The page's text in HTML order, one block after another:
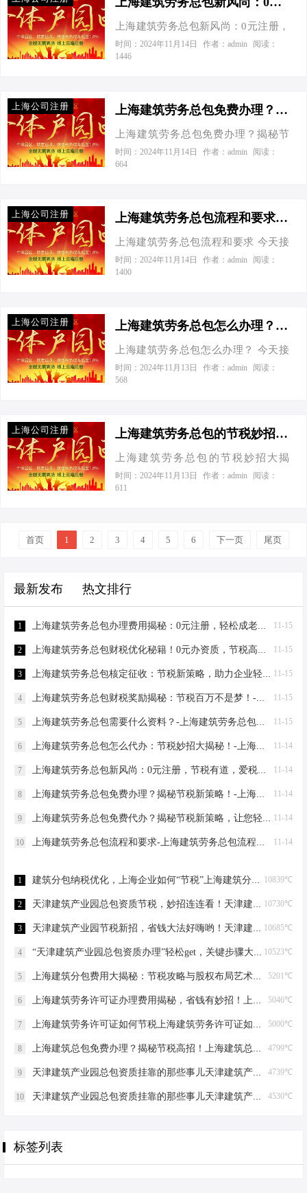
资本（虽然现在实行认缴制，但合理
设定更显实力哦）、经营范围（明确
写明建筑劳务分包等）、股东信息
（身份证复印件、出资比例等）、租
——法人代表…
乐了，这不正是我的拿手好戏吗？于
是，咱们的故事就从这开始了。 第一
儿。咱们讲的是策略，是合规的前提
下，怎么合理利用政策，让钱包更
鼓。就拿建筑行业来说，税负不轻
啊，但别怕，办法总比困难多。 第二
常见的组织形式：…
上海建筑劳务总包新风尚：0元注册，
节税有道，爱税宝助力企业轻装上
阵！ GDP增长的列车头也不回地向前
个让众多老板心生忐忑的问题悄然浮
亲自披挂上阵吗？今天，就让我们以
一位老板的来电为引子，深入探讨这
接了个大工程，高兴之余也有烦恼
啊。听说现在上海这边建筑劳务总包
查得严，我们这种小公司，是不是得
天天盯着工地啊？还有，这税务问
我笑着安抚他：“…
时间：2024年11月14日 作者：admin
阅读：
1446
上海公司注册 上海建筑劳务总包免费办理？揭秘节税新策略！-上海建筑劳务总包免费办理吗？
上海建筑劳务总包免费办理？揭秘节
税新策略！ 今天接到一个老板电话，
张总显得既兴奋又困惑：“听说在上
谱不？”作为常年在财税领域摸爬滚打
定是被哪路“神通广大”的消息给撩拨得
心痒痒了。咱们今天就来聊聊这个话
理”的噱头吧。其实，在上海乃至全
国，注册公司本身都是需要一定成本
的，比如刻章、开户这些基础费用。
但聪明的老板们总能在政策和市场中
提…
时间：2024年11月14日 作者：admin
阅读：
664
上海公司注册 上海建筑劳务总包流程和要求-上海建筑劳务总包流程和要求
上海建筑劳务总包流程和要求 今天接
到一个老板电话，张口就问我：“老
王，听说现在上海搞建筑劳务总包挺
啊，建筑劳务总包确实现在是香饽
就来扒一扒。 工商注册，听起来简
单，实则不然。你得先有个响亮的公
材料还缺点儿啥，又得灰溜溜跑回来
补。好不容易资料齐了，审核通过，
营业执照算是到手了，但这只是万里
长征第一步啊！ 接下来是税务登记，
能合法合规地开发票，收…
时间：2024年11月14日 作者：admin
阅读：
1400
上海公司注册 上海建筑劳务总包怎么办理？-上海建筑劳务总包怎么办理
上海建筑劳务总包怎么办理？ 今天接
到一个老板电话，张总的声音有些急
切：“老李啊，我这有个大项目，想在
我一听乐了，这咨询找对人了。咱们
建筑劳务总包公司，顺便揭秘几个节
税小妙招，让您的钱包鼓鼓哒！ 一、
先得有个“身份证”——营业执照。您需
（别忘了加个备选，以防重名）、注
册资本（现在实行认缴制，不用真金
写上建筑劳务分包）、法人及股东信
息、注册地址…
时间：2024年11月13日 作者：admin
阅读：
568
上海公司注册 上海建筑劳务总包的节税妙招大揭秘！-上海建筑劳务总包怎么筹划
上海建筑劳务总包的节税妙招大揭
秘！ 今天接到一个老板电话，张口就
问我：“老张啊，我这建筑劳务总包公
策略呢？”我一听，这不正是很多中小
钱包鼓起来！ 工商注册、节税优化、
记账报税及股权架构，这些可都是我
的拿手好戏。说到节税，很多人第一
国家法律法规的前提下，通过合理的
税务筹划，选择合适的企业组织形式
的。就拿建筑劳务总包来说，不同的
业务模式和组织形式，税负可是天壤
时间：2024年11月13日 作者：admin
阅读：
611
首页 1 2 3 4 5 6 下一页 尾页
最新发布 热文排行
11-15
1 上海建筑劳务总包办理费用揭秘：0元注册，轻松成老板！-上海建筑劳务总包办理费用
11-15
2 上海建筑劳务总包财税优化秘籍！0元办资质，节税高达80%-上海建筑劳务总包财税优化
11-15
3 上海建筑劳务总包核定征收：节税新策略，助力企业轻装上阵！-上海建筑劳务总包核定征收
11-15
4 上海建筑劳务总包财税奖励揭秘：节税百万不是梦！-上海建筑劳务总包财税奖励
11-15
5 上海建筑劳务总包需要什么资料？-上海建筑劳务总包需要什么资料
11-14
6 上海建筑劳务总包怎么代办：节税妙招大揭秘！-上海建筑劳务总包怎么代办
11-14
7 上海建筑劳务总包新风尚：0元注册，节税有道，爱税宝助力企业轻装上阵！-上海建筑劳务总包需要到场吗？
11-14
8 上海建筑劳务总包免费办理？揭秘节税新策略！-上海建筑劳务总包免费办理吗？
11-14
9 上海建筑劳务总包免费代办？揭秘节税新策略，让您轻松成老板！-上海建筑劳务总包免费代办吗？
11-14
10 上海建筑劳务总包流程和要求-上海建筑劳务总包流程和要求
10839℃
1 建筑分包纳税优化，上海企业如何“节税”上海建筑分包纳税优化
10730℃
2 天津建筑产业园总包资质节税，妙招连连看！天津建筑产业园总包资质节税优化
10685℃
3 天津建筑产业园节税新招，省钱大法好嗨哟！天津建筑产业园总包资质节税优化
10523℃
4 “天津建筑产业园总包资质办理”轻松get，关键步骤大揭秘！天津建筑产业园总包资质办理
5201℃
5 上海建筑分包费用大揭秘：节税攻略与股权布局艺术上海建筑分包有什么费用
5046℃
6 上海建筑劳务许可证办理费用揭秘，省钱有妙招！上海建筑劳务许可证办理费用是多少
5000℃
7 上海建筑劳务许可证如何节税上海建筑劳务许可证如何节税
4799℃
8 上海建筑总包免费办理？揭秘节税高招！上海建筑总包免费办理吗？
4739℃
9 天津建筑产业园总包资质挂靠的那些事儿天津建筑产业园总包资质挂靠
4530℃
10 天津建筑产业园总包资质挂靠的那些事儿天津建筑产业园总包资质挂靠
标签列表